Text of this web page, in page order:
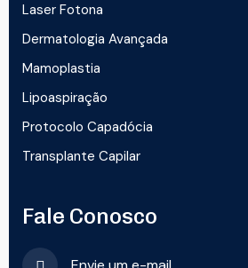
Laser Fotona
Dermatologia Avançada
Mamoplastia
Lipoaspiração
Protocolo Capadócia
Transplante Capilar
Fale Conosco